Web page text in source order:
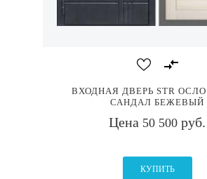
ВХОДНАЯ ДВЕРЬ STR
САНДАЛ БЕЖЕВЫЙ
Цена 50 500 руб.
КУПИТЬ